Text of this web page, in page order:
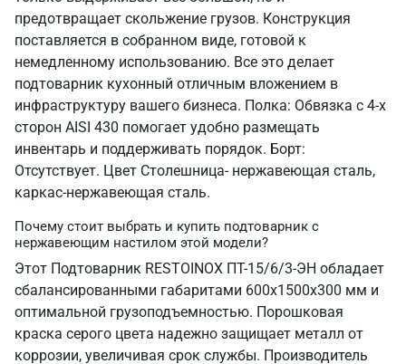
предотвращает скольжение грузов. Конструкция
поставляется в собранном виде, готовой к
немедленному использованию. Все это делает
подтоварник кухонный отличным вложением в
инфраструктуру вашего бизнеса. Полка: Обвязка с 4-х
сторон AISI 430 помогает удобно размещать
инвентарь и поддерживать порядок. Борт:
Отсутствует. Цвет Столешница- нержавеющая сталь,
каркас-нержавеющая сталь.
Почему стоит выбрать и купить подтоварник с
нержавеющим настилом этой модели?
Этот Подтоварник RESTOINOX ПТ-15/6/3-ЭН обладает
сбалансированными габаритами 600х1500х300 мм и
оптимальной грузоподъемностью. Порошковая
краска серого цвета надежно защищает металл от
коррозии, увеличивая срок службы. Производитель